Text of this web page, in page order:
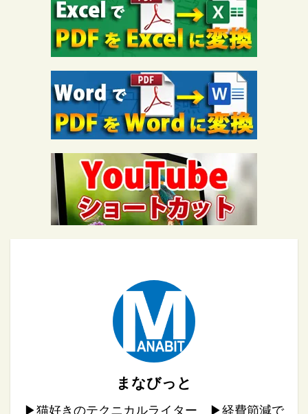
まなびっと
▶︎猫好きのテクニカルライター ▶︎経費節減で